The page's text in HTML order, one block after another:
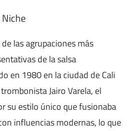
las agrupaciones más
de la salsa
en 1980 en la ciudad de Cali
Jairo Varela, el
su estilo único que fusionaba
influencias modernas, lo que